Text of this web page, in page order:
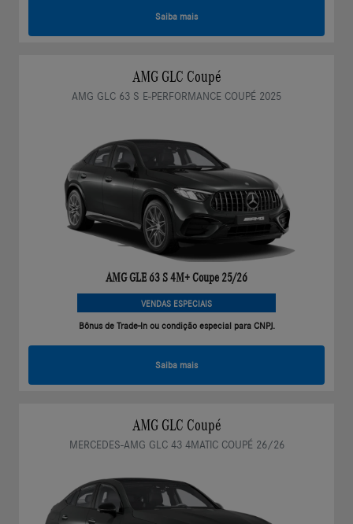
Saiba mais
AMG GLC Coupé
AMG GLC 63 S E-PERFORMANCE COUPÉ 2025
AMG GLE 63 S 4M+ Coupe 25/26
VENDAS ESPECIAIS
Bônus de Trade-In ou condição especial para CNPJ.
Saiba mais
AMG GLC Coupé
MERCEDES-AMG GLC 43 4MATIC COUPÉ 26/26